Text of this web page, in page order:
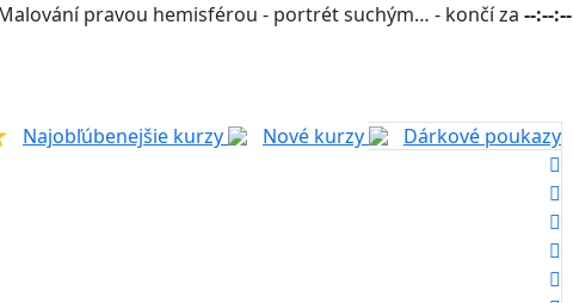
pravou hemisférou - portrét suchým… - končí za --:--:--
Najobľúbenejšie kurzy Nové kurzy
Dárkové poukazy